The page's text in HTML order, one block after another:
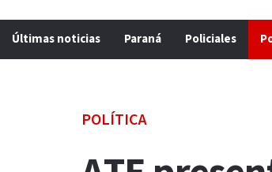
Últimas noticias Paraná Policiales
POLÍTICA